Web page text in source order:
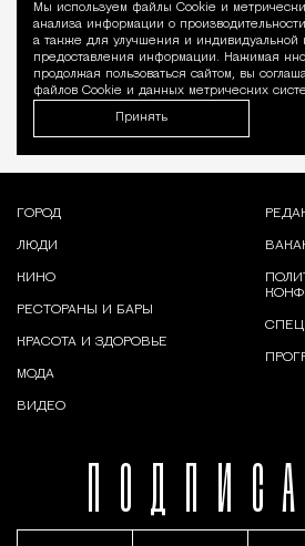
Мы используем файлы Сookie и
анализа информации о
а также для улучшения и индивидуальной
предоставления информации. Нажимая
продолжая пользоваться сайтом, вы
файлов Cookie и данных метрических
Принять
ГОРОД
ЛЮДИ
КИНО
РЕСТОРАНЫ И БАРЫ
КРАСОТА И ЗДОРОВЬЕ
МОДА
ВИДЕО